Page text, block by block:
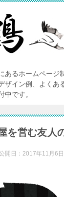
あるホームページ
ザイン例、よくあ
中です。
を営む友人
開日： 2017年11月6日